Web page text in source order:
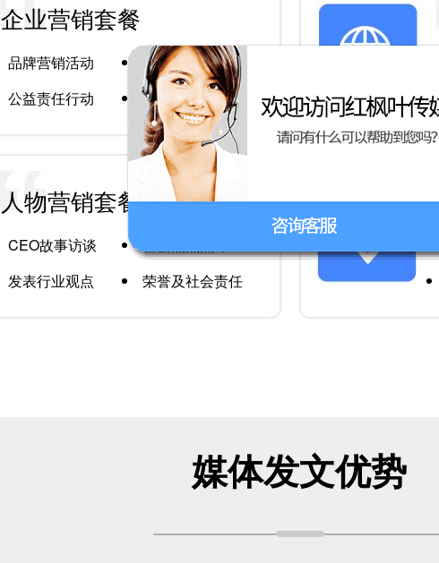
企业营销套餐
品牌营销活动
日常宣传推广
公益责任行动
品牌获奖得奖
人物营销套餐
CEO故事访谈
发表行业观点
荣誉及社会责任
媒体发文优势